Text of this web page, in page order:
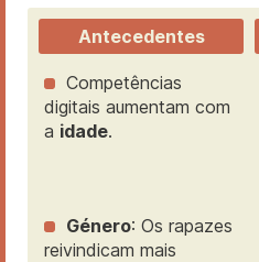
Antecedentes
Competências
digitais aumentam com
a idade.
Género: Os rapazes
reivindicam mais